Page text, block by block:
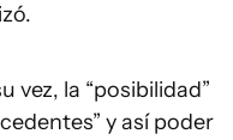
vez, la “posibilidad”
y así poder